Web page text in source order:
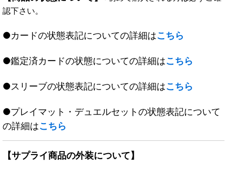
認下さい。
●カードの状態表記についての詳細はこちら
●鑑定済カードの状態についての詳細はこちら
●スリーブの状態表記についての詳細はこちら
●プレイマット・デュエルセットの状態表記について
の詳細はこちら
【サプライ商品の外装について】